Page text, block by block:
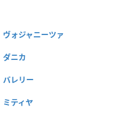
ヴォジャニーツァ
ダニカ
バレリー
ミティヤ